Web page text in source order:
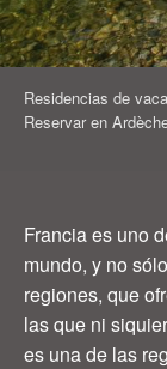
Residencias de
Reservar en
Francia es uno
mundo, y no
regiones, que
las que ni
es una de las